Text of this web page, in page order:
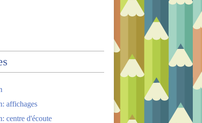
affichages
centre d'écoute